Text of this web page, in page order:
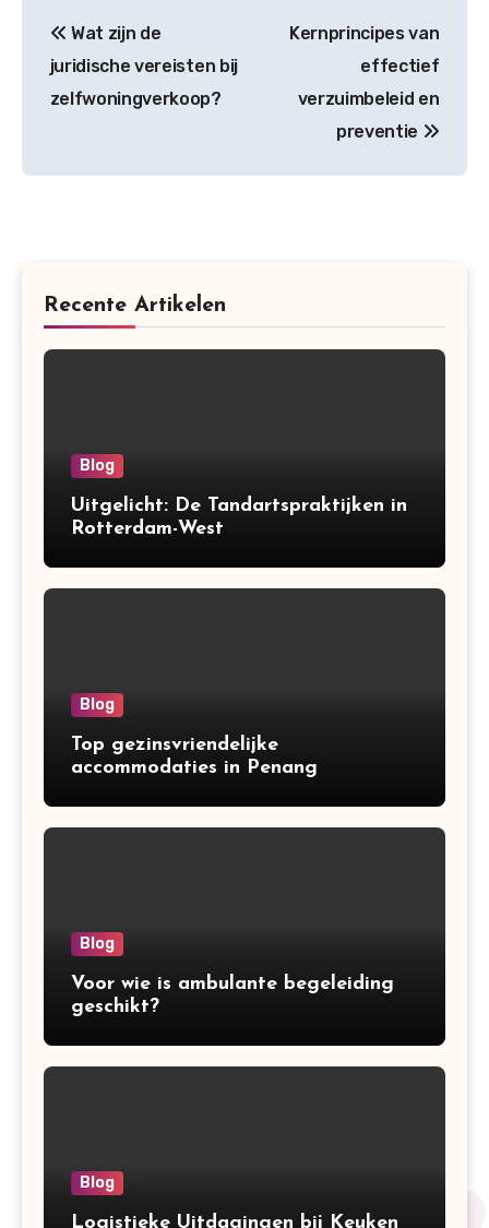
navigation
Wat zijn de
juridische vereisten bij
zelfwoningverkoop?
Kernprincipes van
effectief
verzuimbeleid en
preventie
Recente Artikelen
Blog
Uitgelicht: De Tandartspraktijken in
Rotterdam-West
Blog
Top gezinsvriendelijke
accommodaties in Penang
Blog
Voor wie is ambulante begeleiding
geschikt?
Blog
Logistieke Uitdagingen bij Keuken